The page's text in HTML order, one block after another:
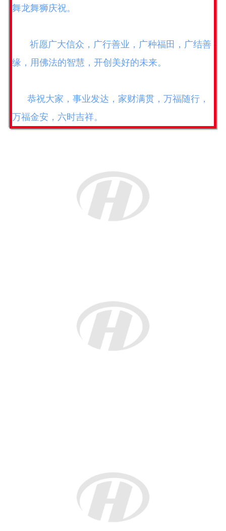
舞龙舞狮庆祝。
祈愿广大信众，广行善业，广种福田，广结善
缘，用佛法的智慧，开创美好的未来。
恭祝大家，事业发达，家财满贯，万福随行，
万福金安，六时吉祥。